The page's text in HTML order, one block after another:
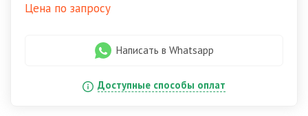
Цена по запросу
Написать в Whatsapp
Доступные способы оплат